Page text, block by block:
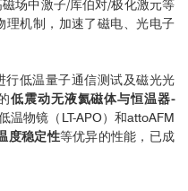
场中激子/库伯对/极化激元等
理机制，加速了磁电、光电子
行低温量子通信测试及磁光光
低震动无液氦磁体与恒温器-
温物镜（LT-APO）和attoAFM
度稳定性等优异的性能，已成